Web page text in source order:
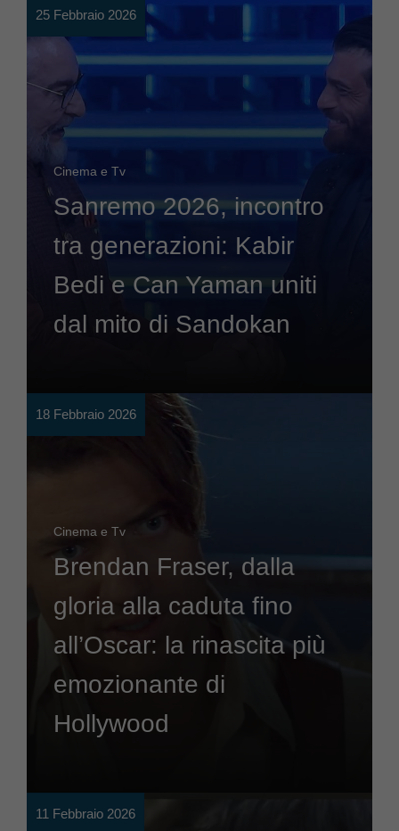
25 Febbraio 2026
Cinema e Tv
Sanremo 2026, incontro
tra generazioni: Kabir
Bedi e Can Yaman uniti
dal mito di Sandokan
18 Febbraio 2026
Cinema e Tv
Brendan Fraser, dalla
gloria alla caduta fino
all’Oscar: la rinascita più
emozionante di
Hollywood
11 Febbraio 2026